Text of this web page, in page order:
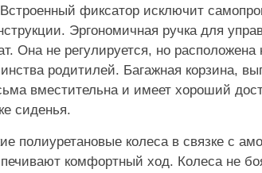
фиксатор исключит
Эргономичная ручка для
Она не регулируется, но расположена
родитилей. Багажная корзина,
вместительна и имеет хороший
сиденья.
полиуретановые колеса в связке с
комфортный ход. Колеса не